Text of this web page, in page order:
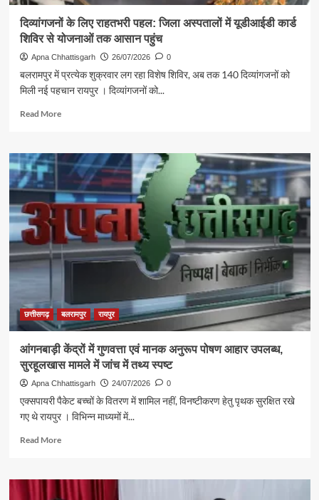
दिव्यांगजनों के लिए राहतभरी पहल: जिला अस्पतालों में यूडीआईडी कार्ड
शिविर से योजनाओं तक आसान पहुंच
Apna Chhattisgarh 26/07/2026 0
बलरामपुर में प्रत्येक शुक्रवार लग रहा विशेष शिविर, अब तक 140 दिव्यांगजनों को
मिली नई पहचान रायपुर । दिव्यांगजनों को...
Read MoreRead
दिव्यांगजनों
के
राहतभरी
पहल:
जिला
अस्पतालों
में
यूडीआईडी
से
योजनाओं
तक
आसान
पहुंच
छत्तीसगढ़ बलरामपुर रायपुर
आंगनबाड़ी केंद्रों में गुणवत्ता एवं मानक अनुरूप पोषण आहार उपलब्ध,
सुरहूलखास मामले में जांच में तथ्य स्पष्ट
Apna Chhattisgarh 24/07/2026 0
एक्सपायरी पैकेट बच्चों के वितरण में शामिल नहीं, विनष्टीकरण हेतु पृथक सुरक्षित रखे
गए थे रायपुर । विभिन्न माध्यमों में...
Read MoreRead
आंगनबाड़ी
केंद्रों